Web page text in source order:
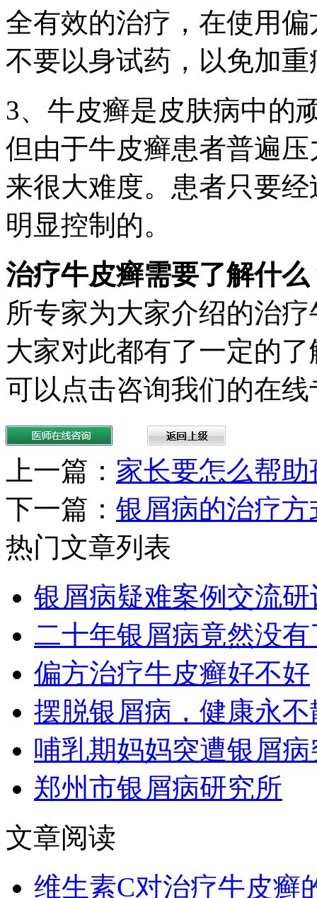
全有效的治疗，在使用
不要以身试药，以免加
3、牛皮癣是皮肤病中的
但由于牛皮癣患者普遍
来很大难度。患者只要
明显控制的。
治疗牛皮癣需要了解什么
所专家为大家介绍的治
大家对此都有了一定的
可以点击咨询我们的在线
上一篇： 家长要怎么帮
下一篇： 银屑病的治疗
热门文章列表
银屑病疑难案例交流
二十年银屑病竟然没
偏方治疗牛皮癣好不好
摆脱银屑病，健康永不
哺乳期妈妈突遭银屑
郑州市银屑病研究所
文章阅读
维生素C对治疗牛皮癣